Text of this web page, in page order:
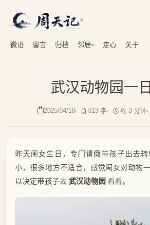
微语 留言 归档 邻居 走心 关于
武汉动物园一
2025/04/18 813 字 约 3 分钟
昨天闺女生日，专门请假带孩子出去
小，很多地方不适合，感觉闺女对动物
以决定带孩子去武汉动物园 看看。